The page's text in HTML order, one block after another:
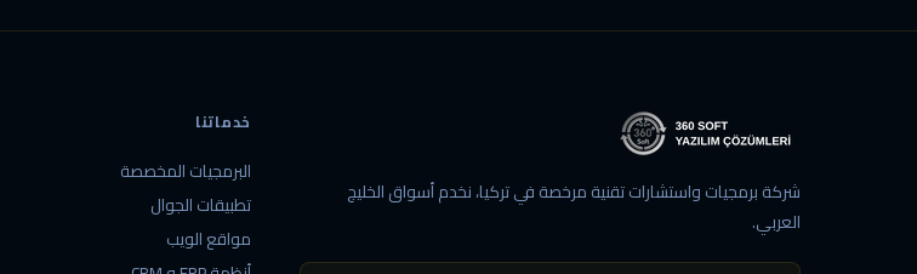
شركة برمجيات واستشارات تقنية مرخصة في تركيا، نخدم أسواق الخليج
العربي.
خدماتنا
البرمجيات المخصصة
تطبيقات الجوال
مواقع الويب